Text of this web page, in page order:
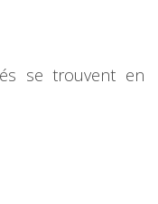
se trouvent en